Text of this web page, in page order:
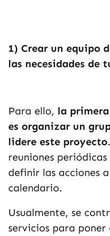
1) Crear un equipo
las necesidades de
Para ello, la
es organizar un
lidere este proyecto
reuniones
definir las acciones
calendario.
Usualmente, se
servicios para